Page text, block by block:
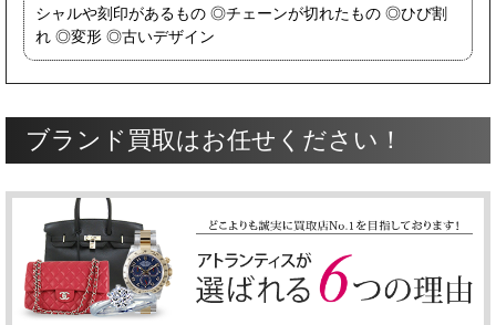
シャルや刻印があるもの
チェーンが切れたもの
ひび割
れ
変形 古いデザイン
ブランド買取はお任せください！